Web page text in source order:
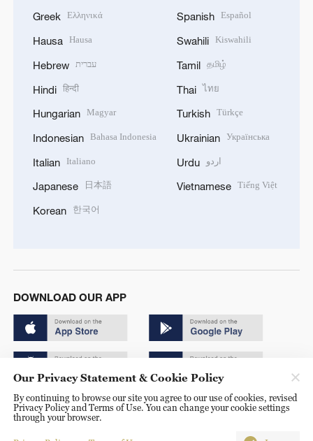
Greek Ελληνικά
Hausa Hausa
Hebrew עברית
Hindi हिन्दी
Hungarian Magyar
Indonesian Bahasa Indonesia
Italian Italiano
Japanese 日本語
Korean 한국어
Spanish Español
Swahili Kiswahili
Tamil தமிழ்
Thai ไทย
Turkish Türkçe
Ukrainian Українська
Urdu اردو
Vietnamese Tiếng Việt
DOWNLOAD OUR APP
Copyright © 2024 CGTN.
京ICP备20000184号
Our Privacy Statement & Cookie Policy
By continuing to browse our site you agree to our use of cookies, revised
Privacy Policy and Terms of Use. You can change your cookie settings
through your browser.